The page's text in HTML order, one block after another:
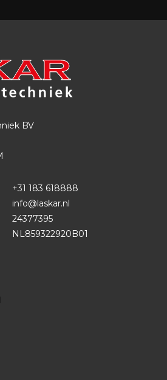
BV
+31 183 618888
info@laskar.nl
24377395
NL859322920B01